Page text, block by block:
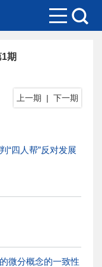
期
上一期 | 下一期
四人帮”反对发展
微分概念的一致性